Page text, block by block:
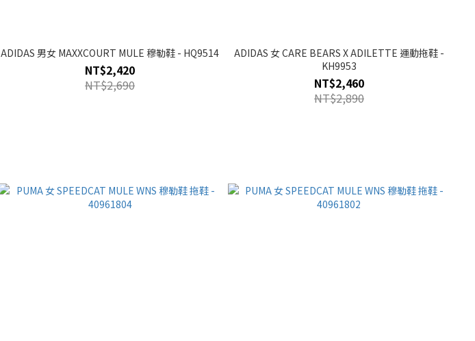
ADIDAS 男女 MAXXCOURT MULE 穆勒鞋 - HQ9514
NT$2,420
NT$2,690
ADIDAS 女 CARE BEARS X ADILETTE 運動拖鞋 -
KH9953
NT$2,460
NT$2,890